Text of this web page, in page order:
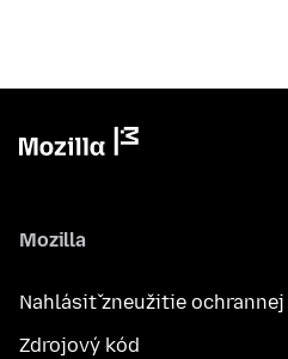
Mozilla
Nahlásiť zneužitie ochrannej
Zdrojový kód